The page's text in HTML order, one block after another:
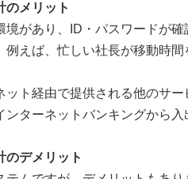
のメリット
があり、ID・パスワードが
例えば、忙しい社長が移動時
ト経由で提供される他のサ
ンターネットバンキングから
のデメリット